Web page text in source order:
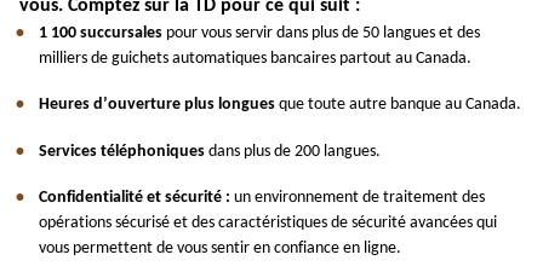
vous. Comptez sur la TD pour ce qui suit :
1 100 succursalespour vous servir dans plus de 50 langues et des
milliers de guichets automatiques bancaires partout au Canada.
Heures d’ouverture plus longuesque toute autre banque au Canada.
Services téléphoniquesdans plus de 200 langues.
Confidentialité et sécurité : un environnement de traitement des
opérations sécurisé et des caractéristiques de sécurité avancées qui
vous permettent de vous sentir en confiance en ligne.